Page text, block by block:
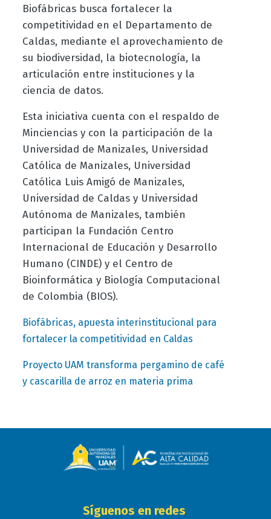
Biofábricas busca fortalecer la
competitividad en el Departamento de
Caldas, mediante el aprovechamiento de
su biodiversidad, la biotecnología, la
articulación entre instituciones y la
ciencia de datos.
Esta iniciativa cuenta con el respaldo de
Minciencias y con la participación de la
Universidad de Manizales, Universidad
Católica de Manizales, Universidad
Católica Luis Amigó de Manizales,
Universidad de Caldas y Universidad
Autónoma de Manizales, también
participan la Fundación Centro
Internacional de Educación y Desarrollo
Humano (CINDE) y el Centro de
Bioinformática y Biología Computacional
de Colombia (BIOS).
Biofábricas, apuesta interinstitucional para
fortalecer la competitividad en Caldas
Proyecto UAM transforma pergamino de café
y cascarilla de arroz en materia prima
Síguenos en redes